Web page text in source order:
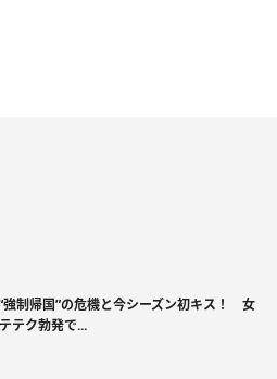
強制帰国”の危機と今シーズン初キス！ 女
テク勃発で...